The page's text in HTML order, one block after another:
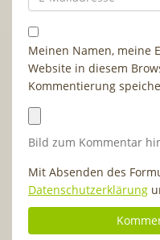
Meinen Namen, meine
Website in diesem
Kommentierung
Bild zum Kommentar
Mit Absenden des
Datenschutzerklärung